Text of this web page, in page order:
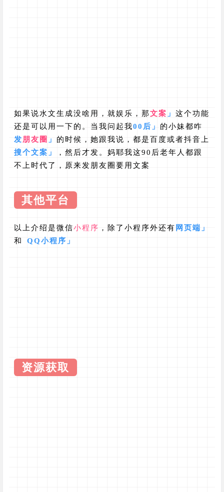
如果说水文生成没啥用，就娱乐，那文案 」 这个功能
还是可以用一下的。当我问起我00后 」 的小妹都咋
发 朋友圈 」 的时候，她跟我说，都是百度或者抖音上
搜个文案 」
，然后才发。妈耶我这90后老年人都跟
不上时代了，原来发朋友圈要用文案
其他平台
以上介绍是微信小程序 ，除了小程序外还有 网页端 」
和 QQ小程序 」
资源获取